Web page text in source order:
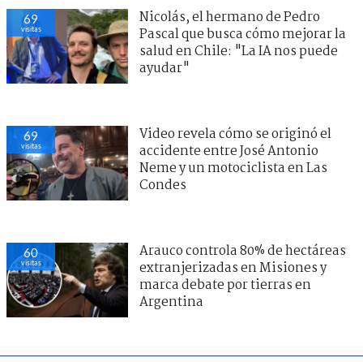
69
visitas
Nicolás, el hermano de Pedro
Pascal que busca cómo mejorar la
salud en Chile: "La IA nos puede
ayudar"
69
visitas
Video revela cómo se originó el
accidente entre José Antonio
Neme y un motociclista en Las
Condes
60
visitas
Arauco controla 80% de hectáreas
extranjerizadas en Misiones y
marca debate por tierras en
Argentina